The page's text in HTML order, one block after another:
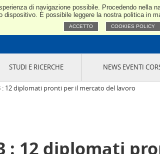
di navigazione possibile. Procedendo nella
È possibile leggere la nostra politica in
ACCETTO COOKIES POLICY
Confindustria Toscana
LA NOSTRA RETE
RAPPRESENTANZE
GRUPPI DI
RISERVATI AI SOCI ONLINE
STUDI E RICERCHE NEWS EVENTI
NEWS EVENTI
: 12 diplomati pronti per il mercato del lavoro
: 12 diplomati